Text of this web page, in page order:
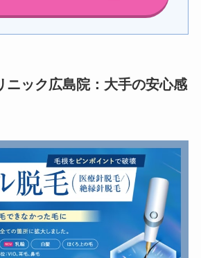
ック広島院：大手の安心感